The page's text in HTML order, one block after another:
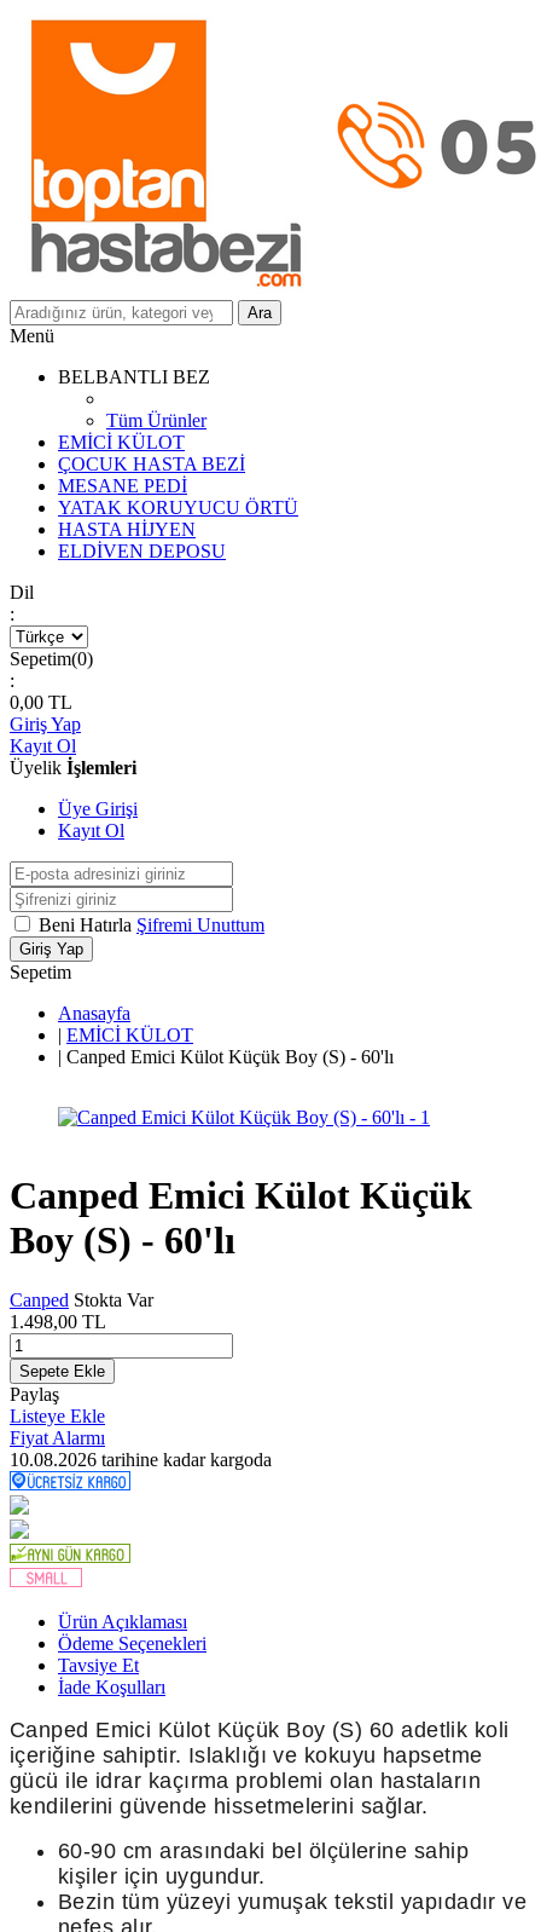
Ara
Menü
BELBANTLI BEZ
Tüm Ürünler
EMİCİ KÜLOT
ÇOCUK HASTA BEZİ
MESANE PEDİ
YATAK KORUYUCU ÖRTÜ
HASTA HİJYEN
ELDİVEN DEPOSU
Dil
:
Sepetim(0)
:
0,00 TL
Giriş Yap
Kayıt Ol
Üyelik İşlemleri
Üye Girişi
Kayıt Ol
Beni Hatırla Şifremi Unuttum
Giriş Yap
Sepetim
Anasayfa
| EMİCİ KÜLOT
| Canped Emici Külot Küçük Boy (S) - 60'lı
Canped Emici Külot Küçük
Boy (S) - 60'lı
Canped Stokta Var
1.498,00 TL
Sepete Ekle
Paylaş
Listeye Ekle
Fiyat Alarmı
10.08.2026 tarihine kadar kargoda
Ürün Açıklaması
Ödeme Seçenekleri
Tavsiye Et
İade Koşulları
Canped Emici Külot Küçük Boy (S) 60 adetlik koli
içeriğine sahiptir. Islaklığı ve kokuyu hapsetme
gücü ile idrar kaçırma problemi olan hastaların
kendilerini güvende hissetmelerini sağlar.
60-90 cm arasındaki bel ölçülerine sahip
kişiler için uygundur.
Bezin tüm yüzeyi yumuşak tekstil yapıdadır ve
nefes alır.